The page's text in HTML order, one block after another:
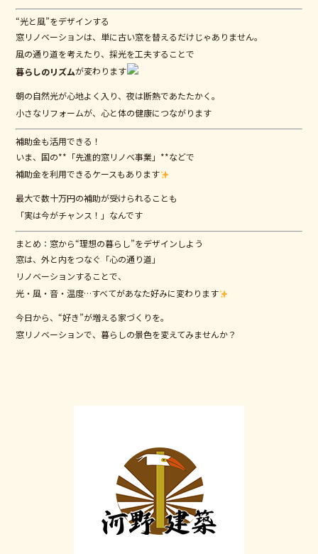
“光と風”をデザインする
窓リノベーションは、単に古い窓を替えるだけじゃありません。
風の通り道を考えたり、採光を工夫することで
暮らしのリズムが変わります
朝の自然光が心地よく入り、夜は断熱であたたかく。
小さなリフォームが、心と体の健康につながります
補助金も活用できる！
いま、国の**「先進的窓リノベ事業」**などで
補助金を利用できるケースもあります
最大で数十万円の補助が受けられることも
「実は今がチャンス！」なんです
まとめ：窓から“理想の暮らし”をデザインしよう
窓は、外と内をつなぐ「心の通り道」
リノベーションすることで、
光・風・音・温度…すべてがあなた好みに変わります
今日から、“好き”が増える家づくりを。
窓リノベーションで、暮らしの景色を変えてみませんか？